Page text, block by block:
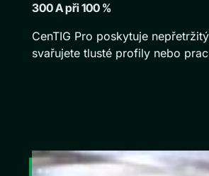
300 A při 100 %
CenTIG Pro poskytuje
svařujete tlusté profily nebo